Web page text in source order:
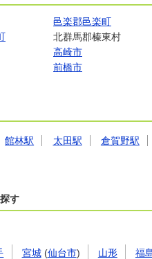
邑楽郡邑楽町
北群馬郡榛東村
高崎市
前橋市
館林駅 太田駅 倉賀野駅
す
宮城(仙台市) 山形 福